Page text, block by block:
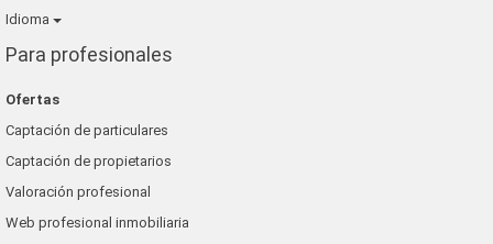
Idioma
Para profesionales
Ofertas
Captación de particulares
Captación de propietarios
Valoración profesional
Web profesional inmobiliaria